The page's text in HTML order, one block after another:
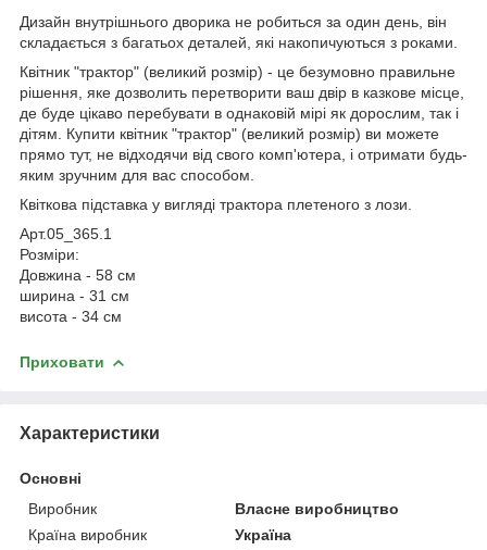
Дизайн внутрішнього дворика не робиться за один день, він
складається з багатьох деталей, які накопичуються з роками.
Квітник "трактор" (великий розмір) - це безумовно правильне
рішення, яке дозволить перетворити ваш двір в казкове місце,
де буде цікаво перебувати в однаковій мірі як дорослим, так і
дітям. Купити квітник "трактор" (великий розмір) ви можете
прямо тут, не відходячи від свого комп'ютера, і отримати будь-
яким зручним для вас способом.
Квіткова підставка у вигляді трактора плетеного з лози.
Арт.05_365.1
Розміри:
Довжина - 58 см
ширина - 31 см
висота - 34 см
Приховати
Характеристики
Основні
Виробник
Власне виробництво
Країна виробник
Україна